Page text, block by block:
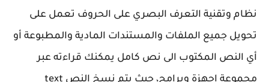
نظام وتقنية التعرف البصري على الحروف تعمل على
تحويل جميع الملفات والمستندات المادية والمطبوعة أو
أي النص المكتوب الى نص كامل يمكنك قراءته عبر
مجموعة اجهزة وبرامج، حيث يتم نسخ النص text